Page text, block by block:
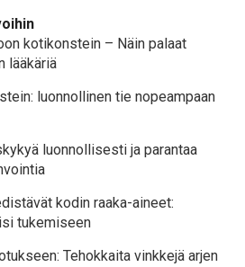
kotikonstein – Näin palaat
lääkäriä
luonnollinen tie nopeampaan
luonnollisesti ja parantaa
kodin raaka-aineet:
tukemiseen
Tehokkaita vinkkejä arjen